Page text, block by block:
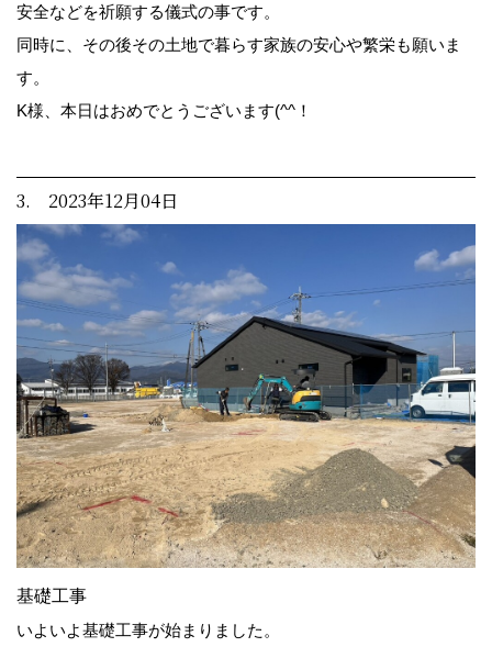
安全などを祈願する儀式の事です。
同時に、その後その土地で暮らす家族の安心や繁栄も願いま
す。
K様、本日はおめでとうございます(^^！
3. 2023年12月04日
基礎工事
いよいよ基礎工事が始まりました。